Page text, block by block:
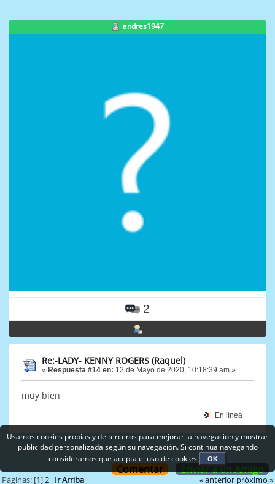
andres1947
2
Re:-LADY- KENNY ROGERS (Raquel)
« Respuesta #14 en: 12 de Mayo de 2020, 10:18:39 am »
muy bien
En línea
Comentar Enviar a un Amigo
Páginas: [1]2 Ir Arriba « anterior próximo »
Usamos cookies propias y de terceros para mejorar la navegación y mostrar
publicidad personalizada según su navegación. Si continua navegando
consideramos que acepta el uso de cookies
OK